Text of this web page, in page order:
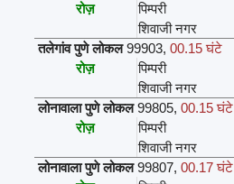
रोज़
पिम्परी
शिवाजी नगर
तलेगांव पुणे लोकल 99903,00.15 घंटे
रोज़
पिम्परी
शिवाजी नगर
लोनावाला पुणे लोकल 99805,00.15 घंटे
रोज़
पिम्परी
शिवाजी नगर
लोनावाला पुणे लोकल 99807,00.17 घंटे